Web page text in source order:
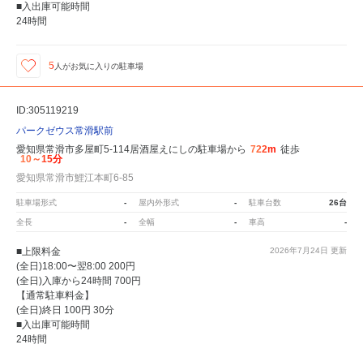
■入出庫可能時間
24時間
5 人がお気に入りの駐車場
ID:305119219
パークゼウス常滑駅前
愛知県常滑市多屋町5-114居酒屋えにしの駐車場から 722m 徒歩
10～15分
愛知県常滑市鯉江本町6-85
駐車場形式 - 屋内外形式 - 駐車台数 26台
全長 - 全幅 - 車高 -
2026年7月24日 更新
■上限料金
(全日)18:00〜翌8:00 200円
(全日)入庫から24時間 700円
【通常駐車料金】
(全日)終日 100円 30分
■入出庫可能時間
24時間